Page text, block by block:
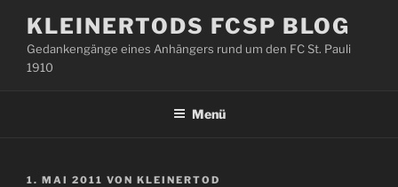
Inhalt
springen
KLEINERTODS FCSP BLOG
Gedankengänge eines Anhängers rund um den FC St. Pauli
1910
Menü
VERÖFFENTLICHT
1. MAI 2011 VON KLEINERTOD